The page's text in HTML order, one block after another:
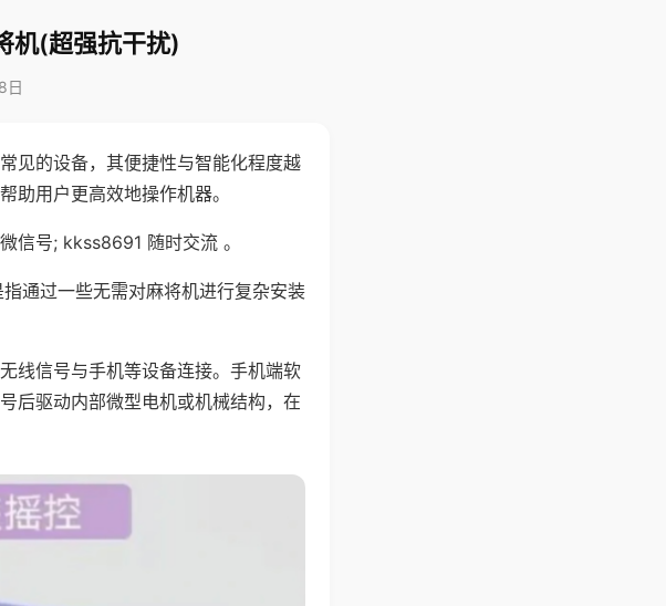
机(超强抗干扰)
日
见的设备，其便捷性与智能化程度越
助用户更高效地操作机器。
信号; kkss8691 随时交流 。
通过一些无需对麻将机进行复杂安装
线信号与手机等设备连接。手机端软
后驱动内部微型电机或机械结构，在